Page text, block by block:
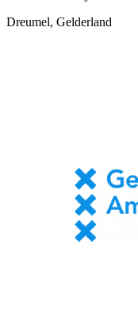
Dreumel, Gelderland